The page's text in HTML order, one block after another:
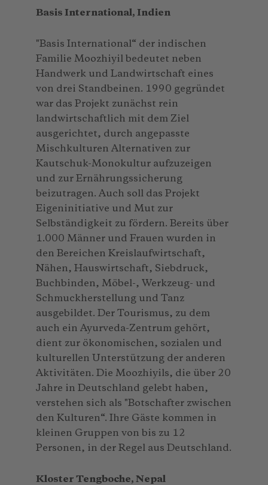
Basis International, Indien
"Basis International“ der indischen
Familie Moozhiyil bedeutet neben
Handwerk und Landwirtschaft eines
von drei Standbeinen. 1990 gegründet
war das Projekt zunächst rein
landwirtschaftlich mit dem Ziel
ausgerichtet, durch angepasste
Mischkulturen Alternativen zur
Kautschuk-Monokultur aufzuzeigen
und zur Ernährungssicherung
beizutragen. Auch soll das Projekt
Eigeninitiative und Mut zur
Selbständigkeit zu fördern. Bereits über
1.000 Männer und Frauen wurden in
den Bereichen Kreislaufwirtschaft,
Nähen, Hauswirtschaft, Siebdruck,
Buchbinden, Möbel-, Werkzeug- und
Schmuckherstellung und Tanz
ausgebildet. Der Tourismus, zu dem
auch ein Ayurveda-Zentrum gehört,
dient zur ökonomischen, sozialen und
kulturellen Unterstützung der anderen
Aktivitäten. Die Moozhiyils, die über 20
Jahre in Deutschland gelebt haben,
verstehen sich als "Botschafter zwischen
den Kulturen“. Ihre Gäste kommen in
kleinen Gruppen von bis zu 12
Personen, in der Regel aus Deutschland.
Kloster Tengboche, Nepal